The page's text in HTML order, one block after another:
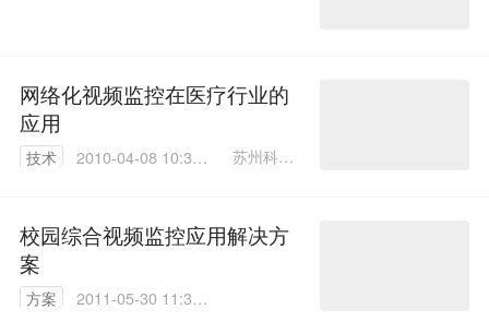
网络化视频监控在医疗行业的
应用
技术
2010-04-08 10:36:
苏州科达
强
校园综合视频监控应用解决方
案
方案
2011-05-30 11:36: